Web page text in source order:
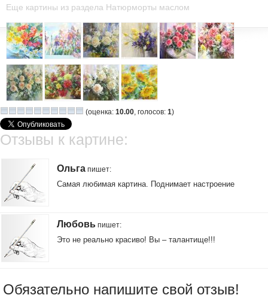
Еще картины из раздела Натюрморты маслом
(оценка: 10.00, голосов: 1)
Отзывы к картине:
Ольга пишет:
Самая любимая картина. Поднимает настроение
Любовь пишет:
Это не реально красиво! Вы – талантище!!!
Обязательно напишите свой отзыв!